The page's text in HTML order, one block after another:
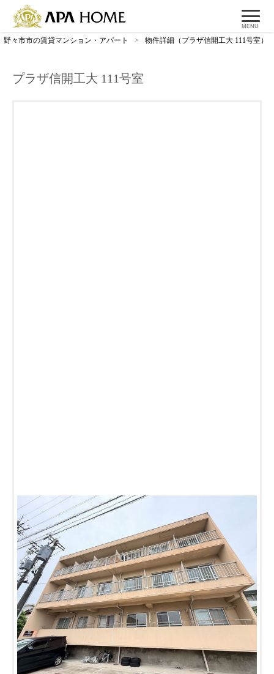
MENU
野々市市の賃貸マンション・アパート > 物件詳細（プラザ信開工大 111号室）
プラザ信開工大 111号室